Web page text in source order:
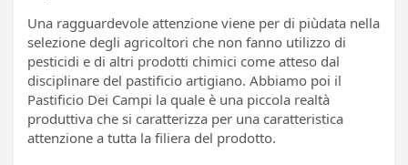
Una ragguardevole attenzione viene per di piùdata nella
selezione degli agricoltori che non fanno utilizzo di
pesticidi e di altri prodotti chimici come atteso dal
disciplinare del pastificio artigiano. Abbiamo poi il
Pastificio Dei Campi la quale è una piccola realtà
produttiva che si caratterizza per una caratteristica
attenzione a tutta la filiera del prodotto.